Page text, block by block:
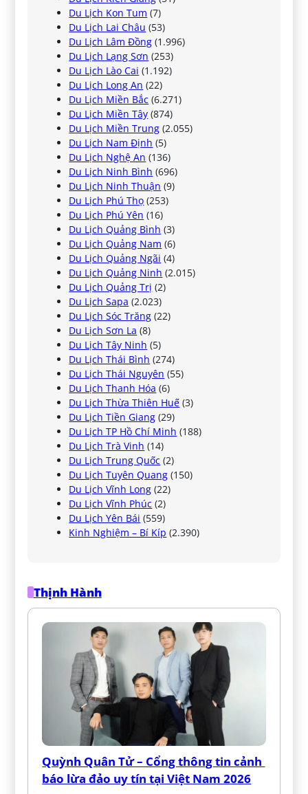
Du Lịch Kon Tum (7)
Du Lịch Lai Châu (53)
Du Lịch Lâm Đồng (1.996)
Du Lịch Lạng Sơn (253)
Du Lịch Lào Cai (1.192)
Du Lịch Long An (22)
Du Lịch Miền Bắc (6.271)
Du Lịch Miền Tây (874)
Du Lịch Miền Trung (2.055)
Du Lịch Nam Định (5)
Du Lịch Nghệ An (136)
Du Lịch Ninh Bình (696)
Du Lịch Ninh Thuận (9)
Du Lịch Phú Thọ (253)
Du Lịch Phú Yên (16)
Du Lịch Quảng Bình (3)
Du Lịch Quảng Nam (6)
Du Lịch Quảng Ngãi (4)
Du Lịch Quảng Ninh (2.015)
Du Lịch Quảng Trị (2)
Du Lịch Sapa (2.023)
Du Lịch Sóc Trăng (22)
Du Lịch Sơn La (8)
Du Lịch Tây Ninh (5)
Du Lịch Thái Bình (274)
Du Lịch Thái Nguyên (55)
Du Lịch Thanh Hóa (6)
Du Lịch Thừa Thiên Huế (3)
Du Lịch Tiền Giang (29)
Du Lịch TP Hồ Chí Minh (188)
Du Lịch Trà Vinh (14)
Du Lịch Trung Quốc (2)
Du Lịch Tuyên Quang (150)
Du Lịch Vĩnh Long (22)
Du Lịch Vĩnh Phúc (2)
Du Lịch Yên Bái (559)
Kinh Nghiệm – Bí Kíp (2.390)
Thịnh Hành
Quỳnh Quân Tử – Cổng thông tin cảnh
báo lừa đảo uy tín tại Việt Nam 2026